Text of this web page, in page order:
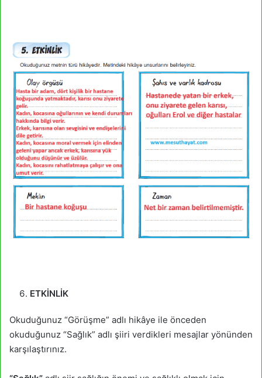
ETKİNLİK
Okuduğunuz “Görüşme” adlı hikâye ile önceden
okuduğunuz “Sağlık” adlı şiiri verdikleri mesajlar yönünden
karşılaştırınız.